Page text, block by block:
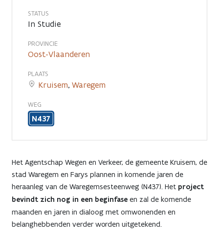
STATUS
In Studie
PROVINCIE
Oost-Vlaanderen
PLAATS
Kruisem, Waregem
WEG
N437
Het Agentschap Wegen en Verkeer, de gemeente Kruisem, de
stad Waregem en Farys plannen in komende jaren de
heraanleg van de Waregemsesteenweg (N437). Het project
bevindt zich nog in een beginfase en zal de komende
maanden en jaren in dialoog met omwonenden en
belanghebbenden verder worden uitgetekend.